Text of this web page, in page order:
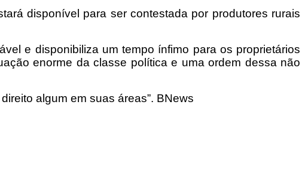
disponível para ser contestada por produtores rurais
e disponibiliza um tempo ínfimo para os proprietários
enorme da classe política e uma ordem dessa não
algum em suas áreas”. BNews